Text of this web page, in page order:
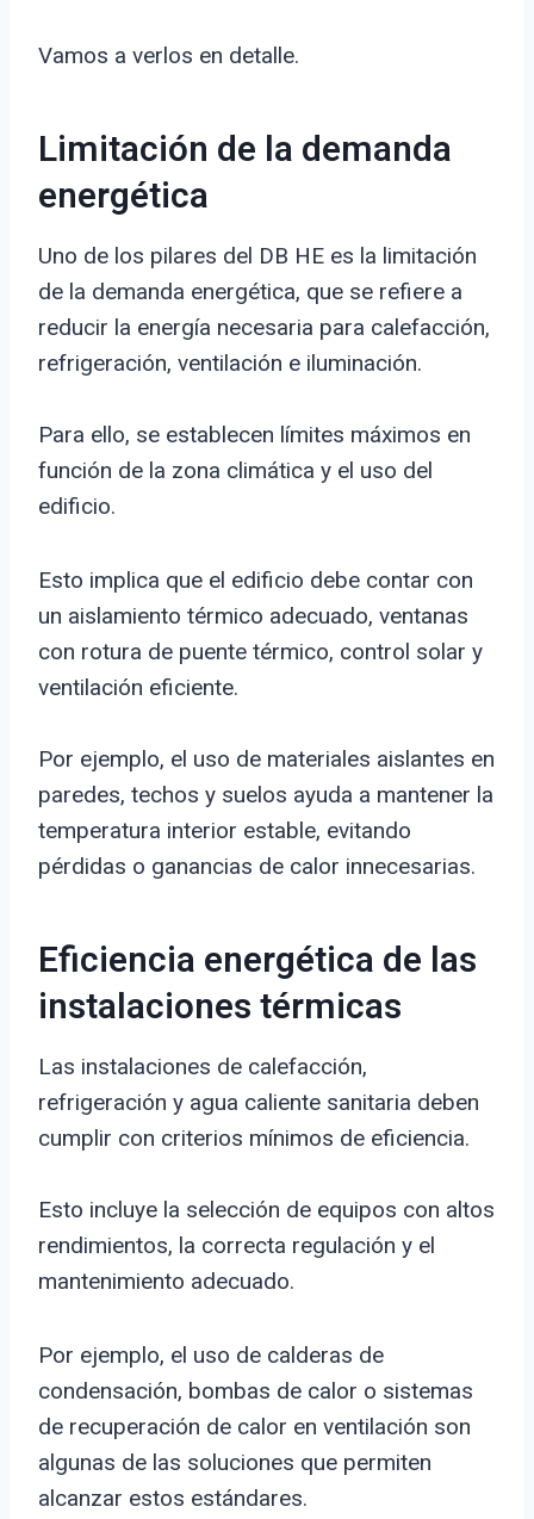
Vamos a verlos en detalle.
Limitación de la demanda
energética
Uno de los pilares del DB HE es la limitación
de la demanda energética, que se refiere a
reducir la energía necesaria para calefacción,
refrigeración, ventilación e iluminación.
Para ello, se establecen límites máximos en
función de la zona climática y el uso del
edificio.
Esto implica que el edificio debe contar con
un aislamiento térmico adecuado, ventanas
con rotura de puente térmico, control solar y
ventilación eficiente.
Por ejemplo, el uso de materiales aislantes en
paredes, techos y suelos ayuda a mantener la
temperatura interior estable, evitando
pérdidas o ganancias de calor innecesarias.
Eficiencia energética de las
instalaciones térmicas
Las instalaciones de calefacción,
refrigeración y agua caliente sanitaria deben
cumplir con criterios mínimos de eficiencia.
Esto incluye la selección de equipos con altos
rendimientos, la correcta regulación y el
mantenimiento adecuado.
Por ejemplo, el uso de calderas de
condensación, bombas de calor o sistemas
de recuperación de calor en ventilación son
algunas de las soluciones que permiten
alcanzar estos estándares.